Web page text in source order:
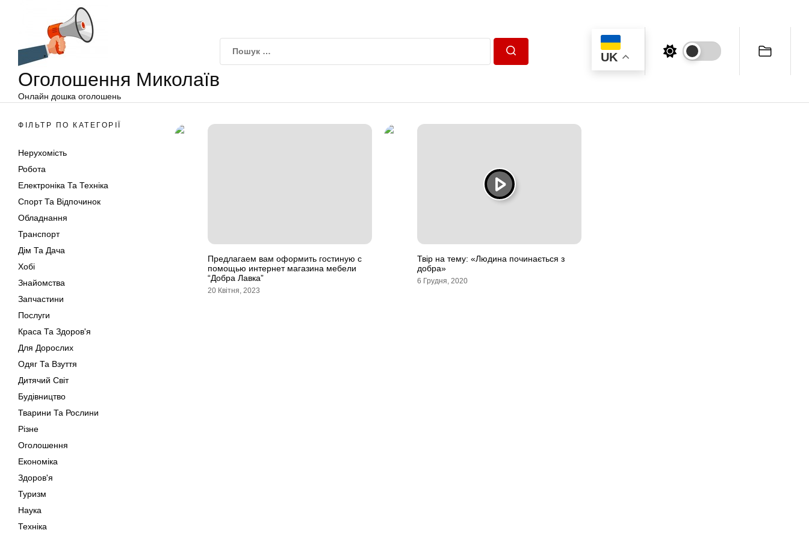
Оголошення Миколаїв
Онлайн дошка оголошень
UK
ФІЛЬТР ПО КАТЕГОРІЇ
Нерухомість
Робота
Електроніка Та Техніка
Спорт Та Відпочинок
Обладнання
Транспорт
Дім Та Дача
Хобі
Знайомства
Запчастини
Послуги
Краса Та Здоров'я
Для Дорослих
Одяг Та Взуття
Дитячий Світ
Будівництво
Тварини Та Рослини
Різне
Оголошення
Економіка
Здоров'я
Туризм
Наука
Техніка
Предлагаем вам оформить гостиную с
помощью интернет магазина мебели
“Добра Лавка”
20 Квітня, 2023
Твір на тему: «Людина починається з
добра»
6 Грудня, 2020